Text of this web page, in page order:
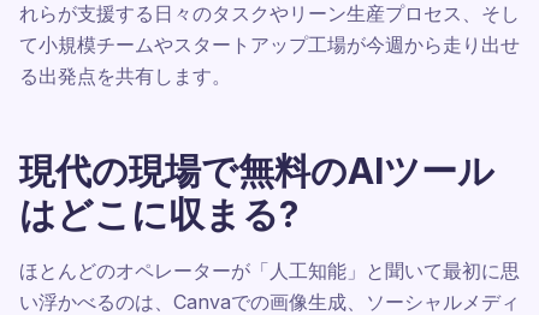
れらが支援する日々のタスクやリーン生産プロセス、そし
て小規模チームやスタートアップ工場が今週から走り出せ
る出発点を共有します。
現代の現場で無料のAIツール
はどこに収まる?
ほとんどのオペレーターが「人工知能」と聞いて最初に思
い浮かべるのは、Canvaでの画像生成、ソーシャルメディ